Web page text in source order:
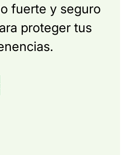
fuerte y seguro
proteger tus